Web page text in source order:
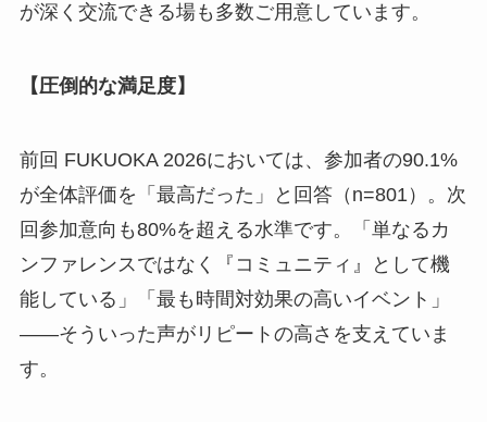
が深く交流できる場も多数ご用意しています。
【圧倒的な満足度】
前回 FUKUOKA 2026においては、参加者の90.1%
が全体評価を「最高だった」と回答（n=801）。次
回参加意向も80%を超える水準です。「単なるカ
ンファレンスではなく『コミュニティ』として機
能している」「最も時間対効果の高いイベント」
——そういった声がリピートの高さを支えていま
す。